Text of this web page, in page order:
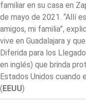
familiar en su casa en
de mayo de 2021. “Allí
amigos, mi familia”,
vive en Guadalajara y
Diferida para los
en inglés) que brinda
Estados Unidos cuando
( EEUU)